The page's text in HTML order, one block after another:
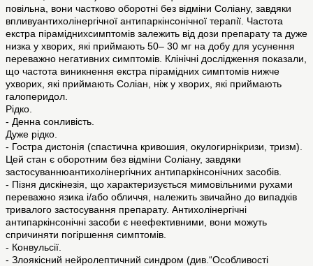
повільна, вони частково оборотні без відміни Соліану, завдяки
впливуантихолінергічної антипаркінсонічної терапії. Частота
екстра піраміднихсимптомів залежить від дози препарату та дуже
низка у хворих, які приймають 50– 30 мг на добу для усунення
переважно негативних симптомів. Клінічні дослідження показали,
що частота виникнення екстра пірамідних симптомів нижче
ухворих, які приймають Соліан, ніж у хворих, які приймають
галоперидол.
Рідко.
- Денна сонливість.
Дуже рідко.
- Гостра дистонія (спастична кривошия, окулогирнікризи, тризм).
Цей стан є оборотним без відміни Соліану, завдяки
застосуваннюантихолінергічних антипаркінсонічних засобів.
- Пізня дискінезія, що характеризується мимовільними рухами
переважно язика і/або обличчя, належить звичайно до випадків
тривалого застосування препарату. Антихолінергічні
антипаркінсонічні засоби є неефективними, вони можуть
спричиняти погіршення симптомів.
- Конвульсії.
- Злоякісний нейролептичний синдром (див.“Особливості